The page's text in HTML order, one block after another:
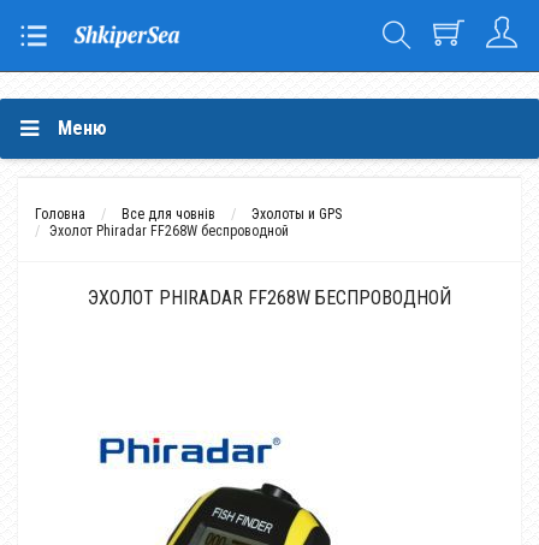
Меню
Головна Все для човнів
Эхолоты и GPS
Эхолот Phiradar FF268W беспроводной
ЭХОЛОТ PHIRADAR FF268W БЕСПРОВОДНОЙ